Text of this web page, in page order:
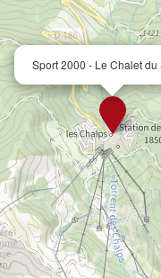
Sport 2000 - Le Chalet du